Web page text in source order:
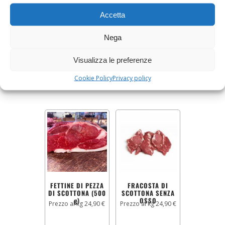
Accetta
Nega
Visualizza le preferenze
Cookie PolicyPrivacy policy
CONTROGIRELLO
DI SCOTTONA
Circa 1 Kg a 15,90 €
15,90€
AGGIUNGI AL CARRELLO
SCOTTONA
16,00
AGGIUNGI AL CARRELLO
FETTINE DI PEZZA
DI SCOTTONA (500
g)
Prezzo al kg 24,90 €
FRACOSTA DI
SCOTTONA SENZA
OSSO
Prezzo al kg 24,90 €